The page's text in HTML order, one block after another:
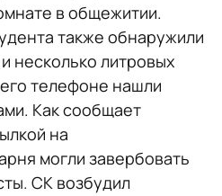
в общежитии.
также обнаружили
несколько литровых
телефоне нашли
Как сообщает
на
могли завербовать
СК возбудил